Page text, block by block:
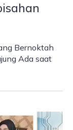
Bernoktah
Ada saat